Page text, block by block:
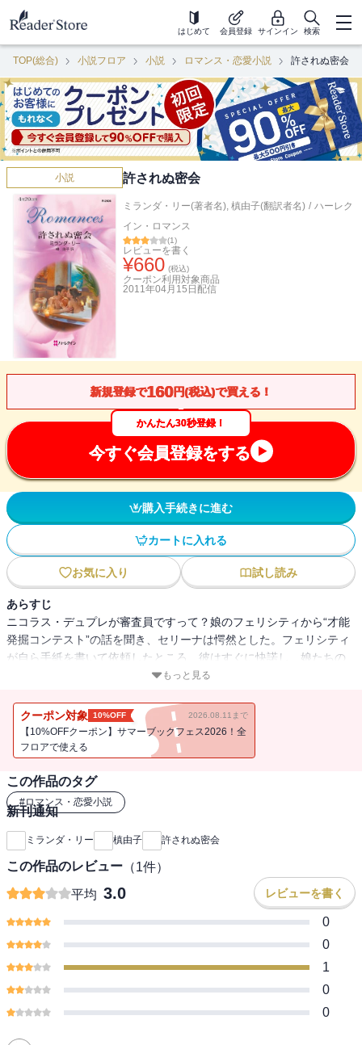
はじめて 会員登録 サインイン 検索
TOP(総合) 小説フロア 小説 ロマンス・恋愛小説 許されぬ密会
小説 許されぬ密会
ミランダ・リー(著者名), 槙由子(翻訳者名) / ハーレク
イン・ロマンス
(1)
レビューを書く
¥660 (税込)
クーポン利用対象商品
2011年04月15日 配信
新規登録で160円(税込)で買える！
かんたん30秒登録！
今すぐ会員登録をする
購入手続きに進む
カートに入れる
お気に入り 試し読み
あらすじ
ニコラス・デュプレが審査員ですって？娘のフェリシティから“才能
発掘コンテスト”の話を聞き、セリーナは愕然とした。フェリシティ
が自ら手紙を書いて依頼したところ、彼はすぐに快諾し、娘たちの
小学校にやってくるというのだ。元ピアニストのニコラスは地元出
てて久しいのに、なぜ帰る気になったのだろう。まさか、絶対に知
られてはならない秘密を嗅ぎつけたの？大切な愛娘フェリシティの
出生に関する、ある重大な事実を……。■セクシーで洗練された作風
を経てなお、消えることのない情熱の炎――。円熟した大人のロマ
ンスをお楽しみください。
もっと見る
クーポン対象 10%OFF 2026.08.11まで
【10%OFFクーポン】サマーブックフェス2026！全
フロアで使える
この作品のタグ
#ロマンス・恋愛小説
新刊通知
ミランダ・リー 槙由子 許されぬ密会
この作品のレビュー （1件）
平均 3.0 レビューを書く
0
0
1
0
0